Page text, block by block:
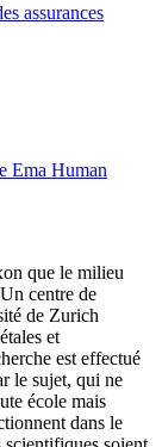
assurances
Ema Human
que le milieu
centre de
de Zurich
et
est effectué
le sujet, qui ne
école mais
dans le